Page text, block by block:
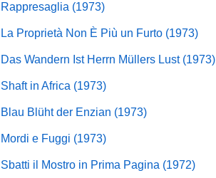
Rappresaglia (1973)
La Proprietà Non È Più un Furto (1973)
Das Wandern Ist Herrn Müllers Lust (1973)
Shaft in Africa (1973)
Blau Blüht der Enzian (1973)
Mordi e Fuggi (1973)
Sbatti il Mostro in Prima Pagina (1972)